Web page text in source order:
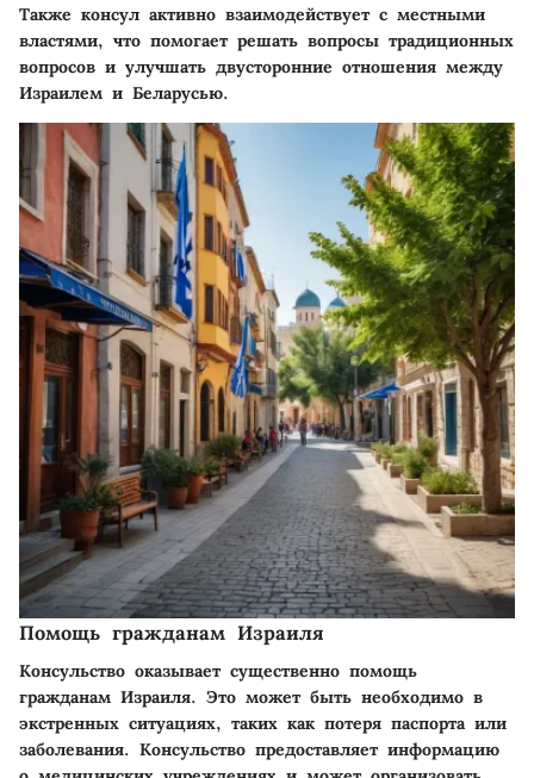
Также консул активно взаимодействует с местными
властями, что помогает решать вопросы традиционных
вопросов и улучшать двусторонние отношения между
Израилем и Беларусью.
Помощь гражданам Израиля
Консульство оказывает существенно помощь
гражданам Израиля. Это может быть необходимо в
экстренных ситуациях, таких как потеря паспорта или
заболевания. Консульство предоставляет информацию